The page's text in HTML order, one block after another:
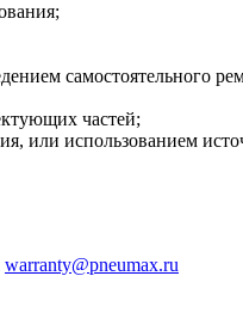
самостоятельного
частей;
или использованием
warranty@pneumax.ru